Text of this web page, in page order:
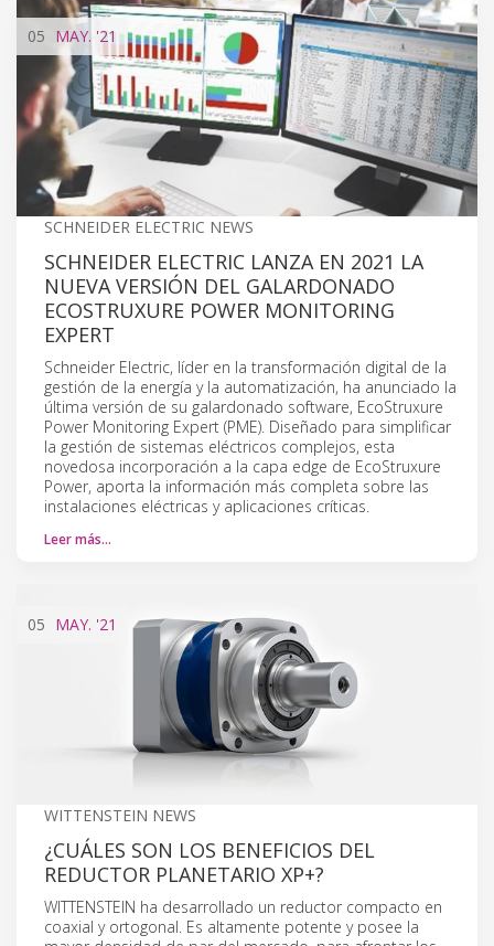
05 MAY. '21
SCHNEIDER ELECTRIC NEWS
SCHNEIDER ELECTRIC LANZA EN 2021 LA
NUEVA VERSIÓN DEL GALARDONADO
ECOSTRUXURE POWER MONITORING
EXPERT
Schneider Electric, líder en la transformación digital de la
gestión de la energía y la automatización, ha anunciado la
última versión de su galardonado software, EcoStruxure
Power Monitoring Expert (PME). Diseñado para simplificar
la gestión de sistemas eléctricos complejos, esta
novedosa incorporación a la capa edge de EcoStruxure
Power, aporta la información más completa sobre las
instalaciones eléctricas y aplicaciones críticas.
Leer más…
05 MAY. '21
WITTENSTEIN NEWS
¿CUÁLES SON LOS BENEFICIOS DEL
REDUCTOR PLANETARIO XP+?
WITTENSTEIN ha desarrollado un reductor compacto en
coaxial y ortogonal. Es altamente potente y posee la